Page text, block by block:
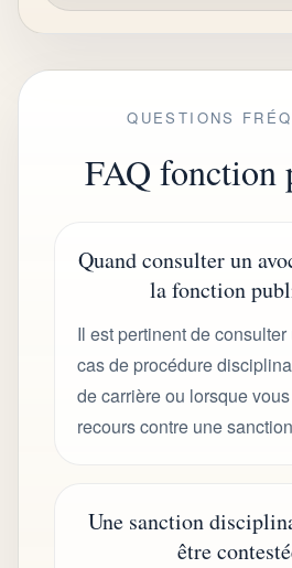
QUESTIONS
FAQ fonction
Quand consulter un
la fonction
Il est pertinent de
cas de procédure
de carrière ou lorsque
recours contre une
Une sanction
être